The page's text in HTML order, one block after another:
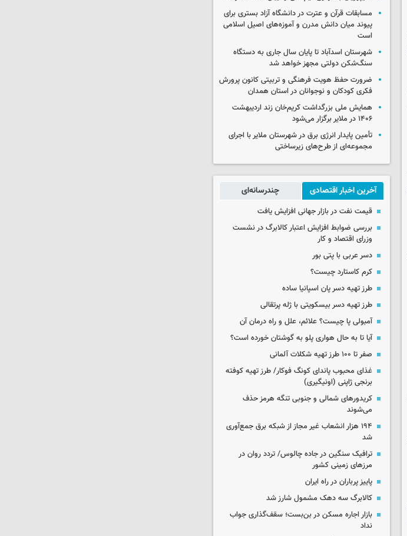
مسابقات قرآن و عترت در دانشگاه آزاد بستری برای
پیوند میان دانش مدرن و آموزه‌های اصیل اسلامی
است
شهرستان اسدآباد تا پایان سال جاری به دستگاه
سنگ‌شکن دولتی مجهز خواهد شد
ضرورت حفظ هویت فرهنگی و تربیتی کانون پرورش
فکری کودکان و نوجوانان در استان همدان
همایش ملی بزرگداشت کریم‌خان زند اردیبهشت
۱۴۰۶ در ملایر برگزار می‌شود
تأمین پایدار انرژی برق در شهرستان ملایر با اجرای
مجموعه‌ای از طرح‌های زیرساختی
آخرین اخبار اقتصادی چندرسانه‌ای
قیمت نفت در بازار جهانی افزایش یافت
بررسی ضوابط افزایش اعتبار کالابرگ در نشست
وزرای اقتصاد و کار
دسر عربی با پتی بور
کرم کاستارد چیست؟
طرز تهیه دسر پان اسپانیا ساده
طرز تهیه دسر بیسکویتی با ژله پرتقالی
آمبولی پا چیست؟ علائم، علل و راه درمان آن
آیا تا به حال هواری پلو به گوشتان خورده است؟
صفر تا ۱۰۰ طرز تهیه شکلات آلمانی
غذای محبوب پاندای کونگ فوکار/ طرز تهیه کوفته
برنجی ژاپنی (اونیگیری)
کریدورهای شمالی و جنوبی تنگه هرمز حذف
می‌شوند
۱۹۴ هزار انشعاب غیر مجاز از شبکه برق جمع‌آوری
شد
ترافیک سنگین در جاده چالوس/ تردد روان در
مرزهای زمینی کشور
پاییز پرباران در راه ایران
کالابرگ سه دهک مشمول شارز شد
بازار اجاره مسکن در بن‌بست؛ سقف‌گذاری جواب
نداد